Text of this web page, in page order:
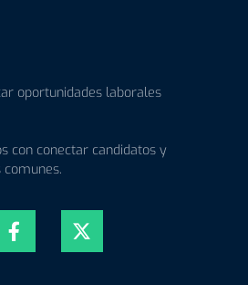
oportunidades laborales
con conectar candidatos y